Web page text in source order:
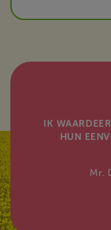
IK
HUN
Mr.